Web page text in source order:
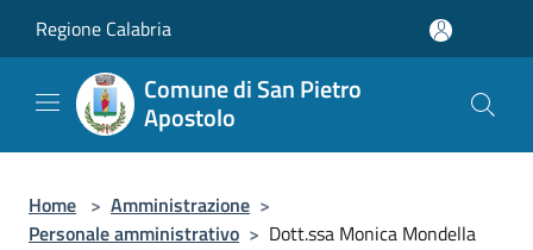
Regione Calabria
Comune di San Pietro
Apostolo
Home > Amministrazione >
Personale amministrativo > Dott.ssa Monica Mondella